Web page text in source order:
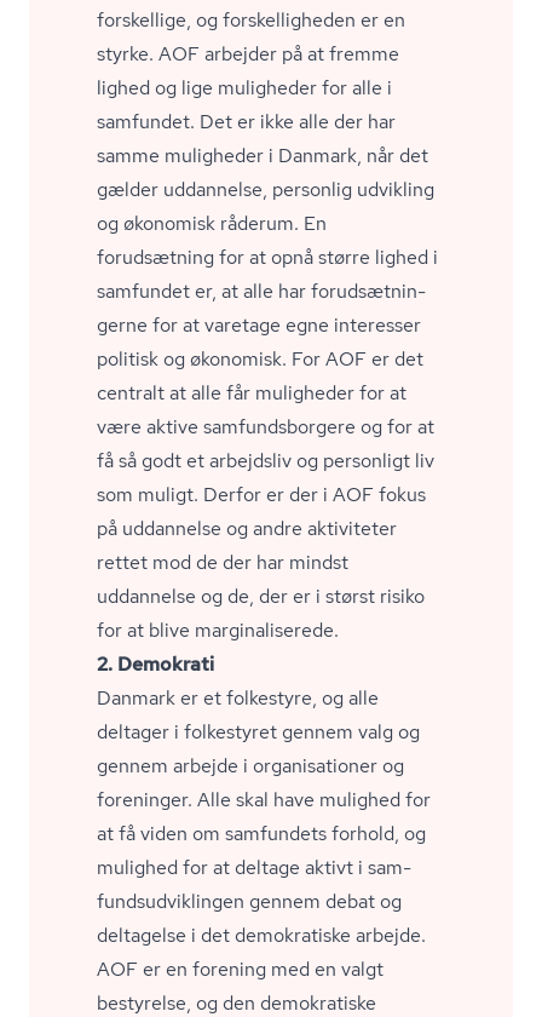
forskellige, og for­skel­lig­he­den er en
styrke. AOF arbejder på at fremme
lighed og lige muligheder for alle i
samfundet. Det er ikke alle der har
samme muligheder i Danmark, når det
gælder uddannelse, personlig udvikling
og økonomisk råderum. En
forudsætning for at opnå større lighed i
samfundet er, at alle har for­ud­sæt­nin­
ger­ne for at varetage egne interesser
politisk og økonomisk. For AOF er det
centralt at alle får muligheder for at
være aktive sam­funds­bor­ge­re og for at
få så godt et arbejdsliv og personligt liv
som muligt. Derfor er der i AOF fokus
på uddannelse og andre aktiviteter
rettet mod de der har mindst
uddannelse og de, der er i størst risiko
for at blive mar­gi­na­li­se­re­de.
2. Demokrati
Danmark er et folkestyre, og alle
deltager i folkestyret gennem valg og
gennem arbejde i organisationer og
foreninger. Alle skal have mulighed for
at få viden om samfundets forhold, og
mulighed for at deltage aktivt i sam­
funds­ud­vik­lin­gen gennem debat og
deltagelse i det demokratiske arbejde.
AOF er en forening med en valgt
bestyrelse, og den demokratiske